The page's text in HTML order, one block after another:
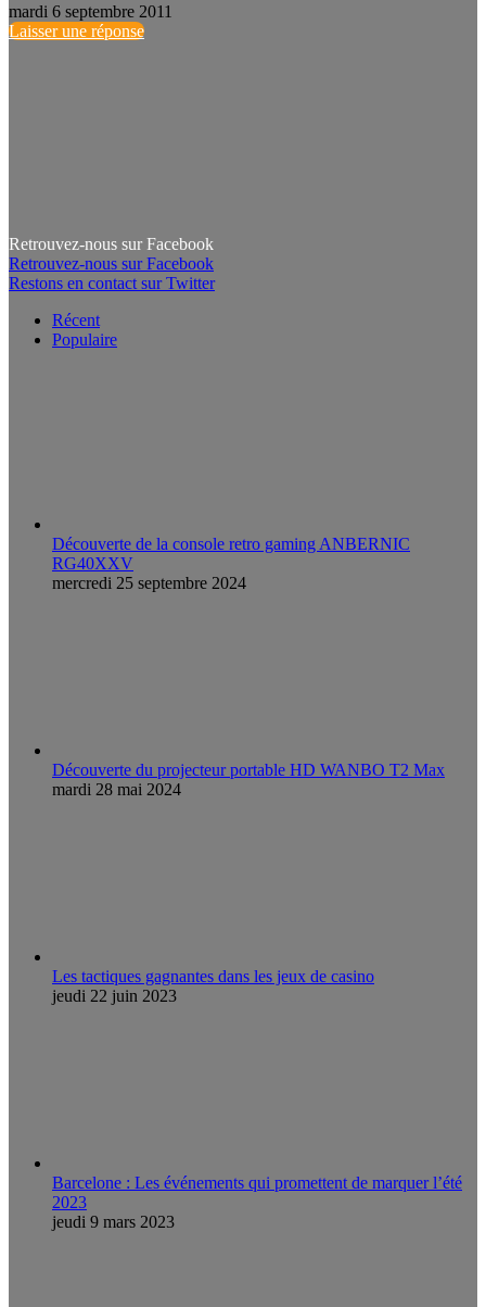
mardi 6 septembre 2011
Laisser une réponse
Retrouvez-nous sur Facebook
Retrouvez-nous sur Facebook
Restons en contact sur Twitter
Récent
Populaire
Découverte de la console retro gaming ANBERNIC
RG40XXV
mercredi 25 septembre 2024
Découverte du projecteur portable HD WANBO T2 Max
mardi 28 mai 2024
Les tactiques gagnantes dans les jeux de casino
jeudi 22 juin 2023
Barcelone : Les événements qui promettent de marquer l’été
2023
jeudi 9 mars 2023